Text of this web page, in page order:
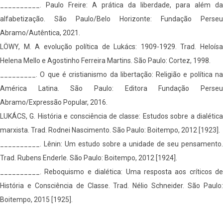
__________. Paulo Freire: A prática da liberdade, para além da
alfabetização. São Paulo/Belo Horizonte: Fundação Perseu
Abramo/Autêntica, 2021.
LÖWY, M. A evolução política de Lukács: 1909-1929. Trad. Heloísa
Helena Mello e Agostinho Ferreira Martins. São Paulo: Cortez, 1998.
_________. O que é cristianismo da libertação: Religião e política na
América Latina. São Paulo: Editora Fundação Perseu
Abramo/Expressão Popular, 2016.
LUKÁCS, G. História e consciência de classe: Estudos sobre a dialética
marxista. Trad. Rodnei Nascimento. São Paulo: Boitempo, 2012 [1923].
__________. Lênin: Um estudo sobre a unidade de seu pensamento.
Trad. Rubens Enderle. São Paulo: Boitempo, 2012 [1924].
__________. Reboquismo e dialética: Uma resposta aos críticos de
História e Consciência de Classe. Trad. Nélio Schneider. São Paulo:
Boitempo, 2015 [1925].